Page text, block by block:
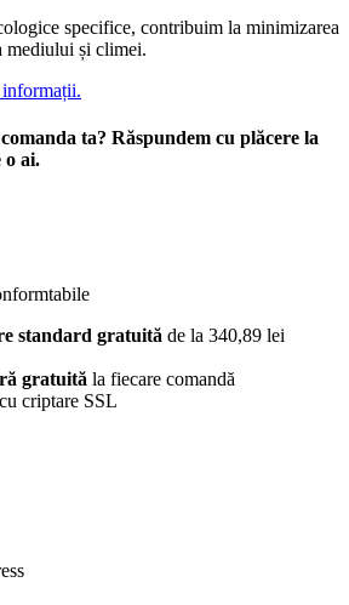
specifice, contribuim la minimizarea
mediului și climei.
ta? Răspundem cu plăcere la
o ai.
standard gratuită de la 340,89 lei
gratuită la fiecare comandă
cu criptare SSL